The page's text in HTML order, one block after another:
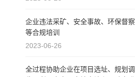
企业违法采矿、安全事故、环保督
等合规培训
2023-06-26
全过程协助企业在项目选址、规划